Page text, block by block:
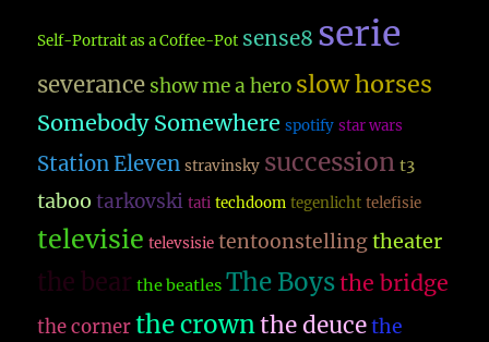
Self-Portrait as a Coffee-Pot sense8 serie
severance show me a hero slow horses
Somebody Somewhere spotify star wars
Station Eleven stravinsky succession t3
taboo tarkovski tati techdoom tegenlicht telefisie
televisie televsisie tentoonstelling theater
the bear the beatles The Boysthe bridge
the corner the crownthe deuce the